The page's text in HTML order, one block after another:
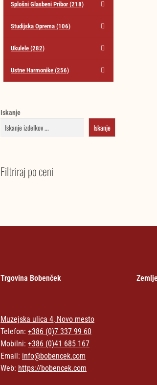
Splošni Glasbeni Pribor(218)
Studijska Oprema(106)
Ukulele(282)
Ustne Harmonike(256)
Iskanje
Iskanje
Filtriraj po ceni
Trgovina Bobenček
Muzejska ulica 4, Novo mesto
Telefon:+386 (0)7 337 99 60
Mobilni:+386 (0)41 685 167
Email: info@bobencek.com
Web: https://bobencek.com